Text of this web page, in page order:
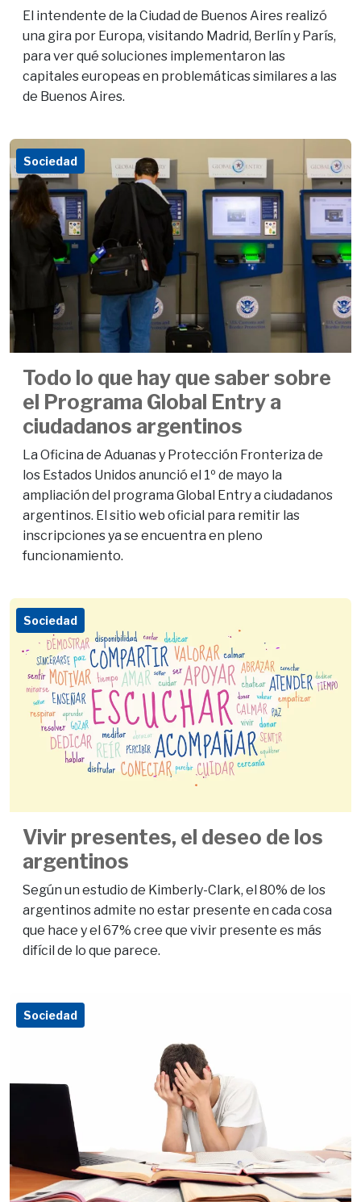
El intendente de la Ciudad de Buenos Aires realizó
una gira por Europa, visitando Madrid, Berlín y París,
para ver qué soluciones implementaron las
capitales europeas en problemáticas similares a las
de Buenos Aires.
Sociedad
Todo lo que hay que saber sobre
el Programa Global Entry a
ciudadanos argentinos
La Oficina de Aduanas y Protección Fronteriza de
los Estados Unidos anunció el 1º de mayo la
ampliación del programa Global Entry a ciudadanos
argentinos. El sitio web oficial para remitir las
inscripciones ya se encuentra en pleno
funcionamiento.
Sociedad
Vivir presentes, el deseo de los
argentinos
Según un estudio de Kimberly-Clark, el 80% de los
argentinos admite no estar presente en cada cosa
que hace y el 67% cree que vivir presente es más
difícil de lo que parece.
Sociedad